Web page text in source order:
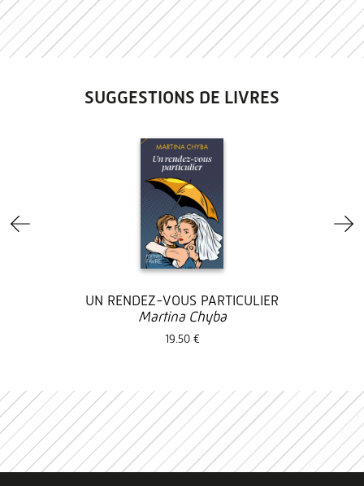
SUGGESTIONS DE LIVRES
UN RENDEZ-VOUS PARTICULIER
Martina Chyba
19.50 €